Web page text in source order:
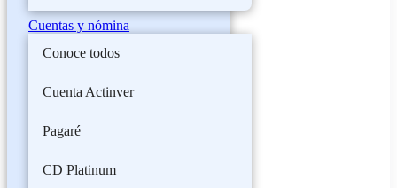
Cuentas y nómina
Conoce todos
Cuenta Actinver
Pagaré
CD Platinum